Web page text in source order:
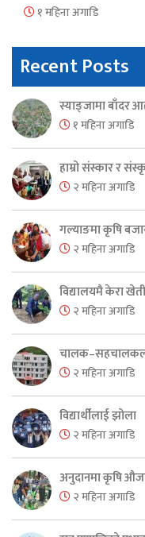
१ महिना अगाडि
Recent Posts
स्याङ्जामा बाँदर
१ महिना अगाडि
हाम्रो संस्कार र
२ महिना अगाडि
गल्याङमा कृषि
२ महिना अगाडि
विद्यालयमै केरा खेती
२ महिना अगाडि
२ महिना अगाडि
विद्यार्थीलाई झोला
२ महिना अगाडि
अनुदानमा कृषि
२ महिना अगाडि